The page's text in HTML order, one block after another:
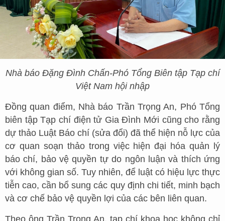
Nhà báo Đặng Đình Chấn-Phó Tổng Biên tập Tạp chí
Việt Nam hội nhập
Đồng quan điểm, Nhà báo Trần Trọng An, Phó Tổng
biên tập Tạp chí điện tử Gia Đình Mới cũng cho rằng
dự thảo Luật Báo chí (sửa đổi) đã thể hiện nỗ lực của
cơ quan soạn thảo trong việc hiện đại hóa quản lý
báo chí, bảo vệ quyền tự do ngôn luận và thích ứng
với không gian số. Tuy nhiên, để luật có hiệu lực thực
tiễn cao, cần bổ sung các quy định chi tiết, minh bạch
và cơ chế bảo vệ quyền lợi của các bên liên quan.
Theo ông Trần Trọng An, tạp chí khoa học không chỉ